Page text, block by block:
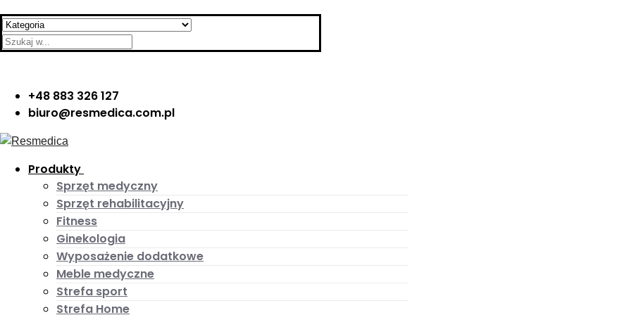
Skip
to
content
Menu
Close
Search
for:
+48 883 326 127
biuro@resmedica.com.pl
Produkty
Sprzęt medyczny
Sprzęt rehabilitacyjny
Fitness
Ginekologia
Wyposażenie dodatkowe
Meble medyczne
Strefa sport
Strefa Home